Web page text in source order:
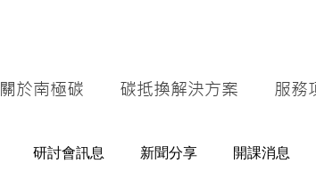
關於南極碳 碳抵換解決方案 服務
研討會訊息 新聞分享 開課消息